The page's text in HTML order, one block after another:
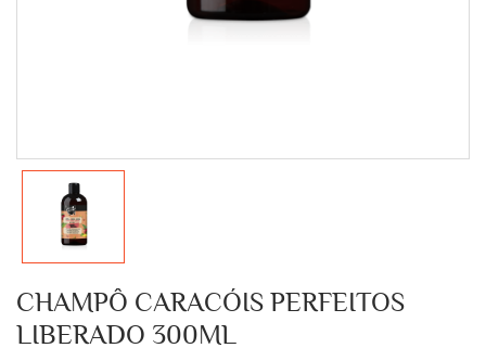
CHAMPÔ CARACÓIS PERFEITOS
LIBERADO 300ML